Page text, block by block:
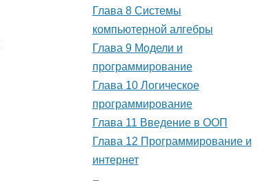
Глава 8 Системы
компьютерной алгебры
Глава 9 Модели и
программирование
Глава 10 Логическое
программирование
Глава 11 Введение в ООП
Глава 12 Программирование и
интернет